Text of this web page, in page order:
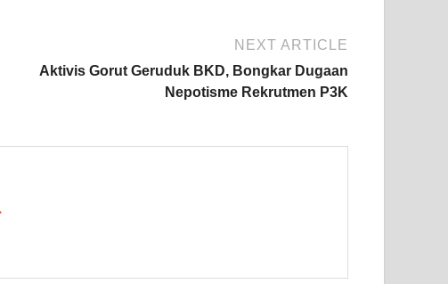
NEXT ARTICLE
Aktivis Gorut Geruduk BKD, Bongkar Dugaan
Nepotisme Rekrutmen P3K